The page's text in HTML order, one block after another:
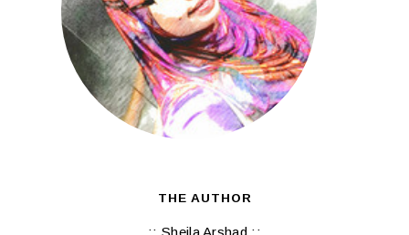
THE AUTHOR
:: Sheila Arshad ::